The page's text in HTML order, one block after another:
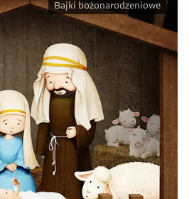
Bajki bożonarodzeniowe